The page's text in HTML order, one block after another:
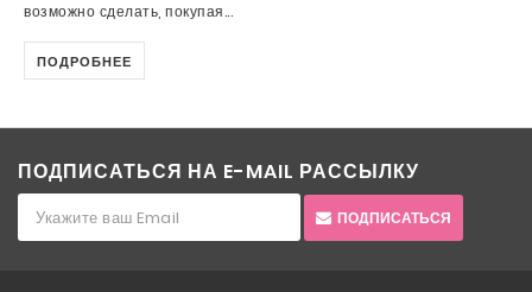
возможно сделать, покупая...
ПОДРОБНЕЕ
ПОДПИСАТЬСЯ НА E-MAIL РАССЫЛКУ
ПОДПИСАТЬСЯ